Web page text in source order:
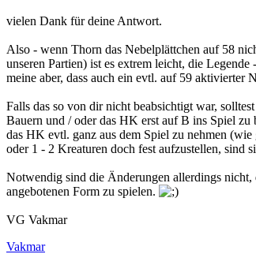
vielen Dank für deine Antwort.
Also - wenn Thorn das Nebelplättchen auf 58
unseren Partien) ist es extrem leicht, die
meine aber, dass auch ein evtl. auf 59 aktivierter
Falls das so von dir nicht beabsichtigt war,
Bauern und / oder das HK erst auf B ins Spiel zu
das HK evtl. ganz aus dem Spiel zu nehmen
oder 1 - 2 Kreaturen doch fest aufzustellen, sind
Notwendig sind die Änderungen allerdings nicht,
angebotenen Form zu spielen.
VG Vakmar
Vakmar